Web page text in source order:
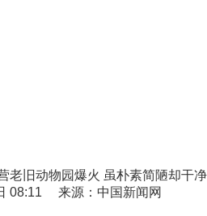
老旧动物园爆火 虽朴素简陋却干
08:11 来源：中国新闻网